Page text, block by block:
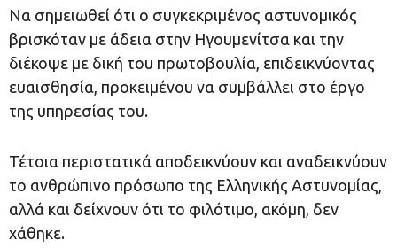
Να σημειωθεί ότι ο συγκεκριμένος αστυνομικός
βρισκόταν με άδεια στην Ηγουμενίτσα και την
διέκοψε με δική του πρωτοβουλία, επιδεικνύοντας
ευαισθησία, προκειμένου να συμβάλλει στο έργο
της υπηρεσίας του.
Τέτοια περιστατικά αποδεικνύουν και αναδεικνύουν
το ανθρώπινο πρόσωπο της Ελληνικής Αστυνομίας,
αλλά και δείχνουν ότι το φιλότιμο, ακόμη, δεν
χάθηκε.